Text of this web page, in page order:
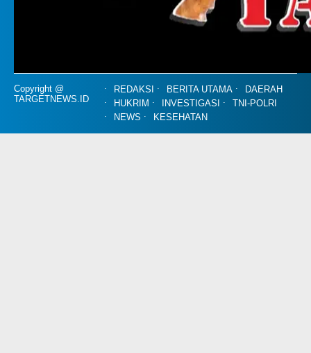
Copyright @
TARGETNEWS.ID
REDAKSI BERITA UTAMA
DAERAH
HUKRIM
INVESTIGASI
TNI-POLRI
NEWS
KESEHATAN